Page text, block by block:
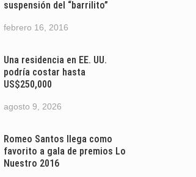
suspensión del “barrilito”
febrero 16, 2016
Una residencia en EE. UU.
podría costar hasta
US$250,000
agosto 9, 2026
Romeo Santos llega como
favorito a gala de premios Lo
Nuestro 2016